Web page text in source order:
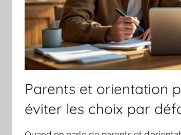
Parents et orientation
éviter les choix par